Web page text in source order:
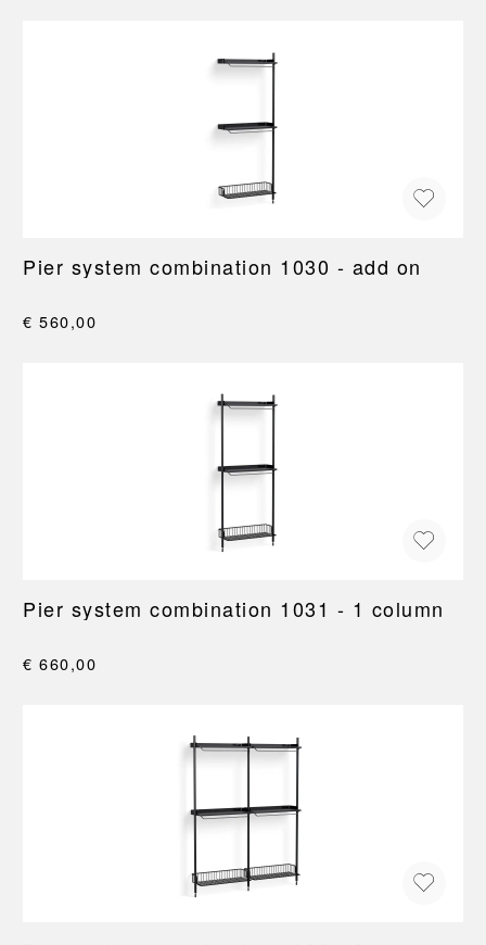
Pier system combination 1030 - add on
€ 560,00
Pier system combination 1031 - 1 column
€ 660,00